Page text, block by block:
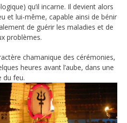
qu’il incarne. Il devient alors
et lui-même, capable ainsi de bénir
de guérir les maladies et de
problèmes.
chamanique des cérémonies,
heures avant l’aube, dans une
du feu.